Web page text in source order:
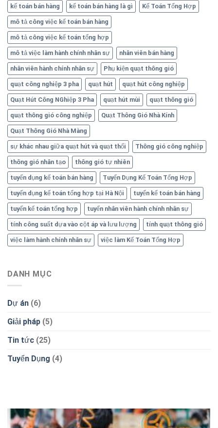
kế toán bán hàng kế toán bán hàng là gì Kế Toán Tổng Hợp
mô tả công việc kế toán bán hàng
mô tả công việc kế toán tổng hợp
mô tả việc làm hành chính nhân sự nhân viên bán hàng
nhân viên hành chính nhân sự Phụ kiện quạt thông gió
quạt công nghiệp 3 pha quạt hút quạt hút công nghiệp
Quạt Hút Công NGhiệp 3 Pha quạt hút mùi quạt thông gió
quạt thông gió công nghiệp Quạt Thông Gió Nhà Kính
Quạt Thông Gió Nhà Màng
sự khác nhau giữa quạt hút và quạt thổi Thông gió công nghiệp
thông gió nhân tạo thông gió tự nhiên
tuyển dụng kế toán bán hàng Tuyển Dụng Kế Toán Tổng Hợp
tuyển dụng kế toán tổng hợp tại Hà Nội tuyển kế toán bán hàng
tuyển kế toán tổng hợp tuyển nhân viên hành chính nhân sự
tính công suất dựa vào cột áp và lưu lượng tính quạt thông gió
việc làm hành chính nhân sự việc làm Kế Toán Tổng Hợp
DANH MỤC
Dự án (6)
Giải pháp (5)
Tin tức (25)
Tuyển Dụng (4)